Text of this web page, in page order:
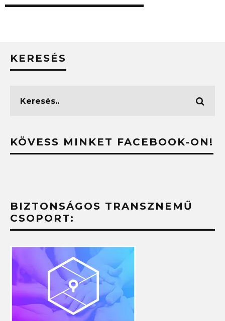
KERESÉS
KÖVESS MINKET FACEBOOK-ON!
BIZTONSÁGOS TRANSZNEMŰ
CSOPORT: